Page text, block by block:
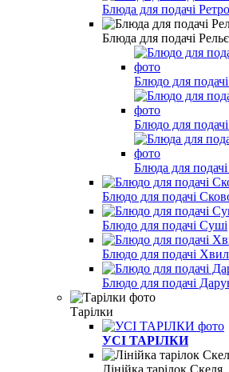
Блюда для подачі Ретро
Блюда для подачі
Блюдо для
Блюдо для
Блюда для
Блюдо для подачі
Блюдо для подачі Суші
Блюдо для подачі
Блюдо для подачі
Тарілки
УСІ ТАРІЛКИ